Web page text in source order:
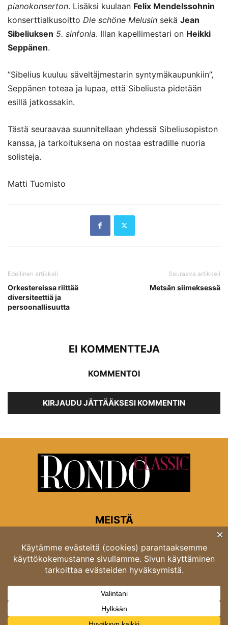
pianokonserton. Lisäksi kuulaan Felix Mendelssohnin
konserttialkusoitto Die schöne Melusin sekä Jean
Sibeliuksen 5. sinfonia. Illan kapellimestari on Heikki
Seppänen.
”Sibelius kuuluu säveltäjmestarin syntymäkaupunkiin”,
Seppänen toteaa ja lupaa, että Sibeliusta pidetään
esillä jatkossakin.
Tästä seuraavaa suunnitellaan yhdessä Sibeliusopiston
kanssa, ja tarkoituksena on nostaa estradille nuoria
solisteja.
Matti Tuomisto
Edellinen artikkeli
Orkestereissa riittää
diversiteettiä ja
persoonallisuutta
Seuraava artikkeli
Metsän siimeksessä
EI KOMMENTTEJA
KOMMENTOI
KIRJAUDU JÄTTÄÄKSESI KOMMENTIN
MEISTÄ
Rondon toimitus
Opastinsilta 6A 00520 Helsinki
Asiakaspalvelu: puh. 03 4246 5318
asiakaspalvelu@rondo.fi
Ota meihin yhteyttä:toimitus@rondo.fi